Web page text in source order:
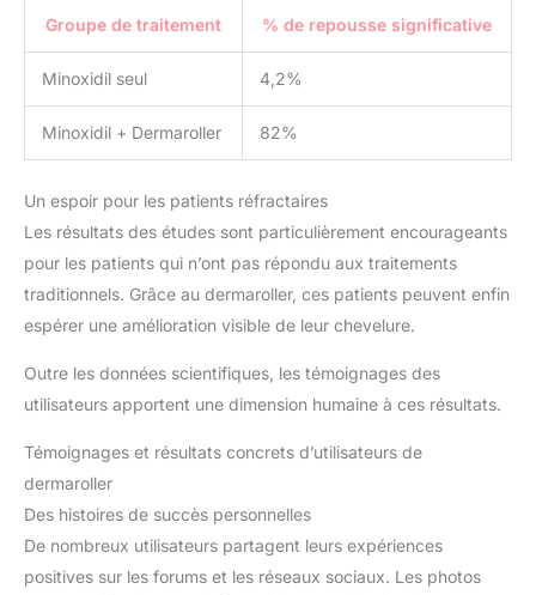
Groupe de traitement % de repousse significative
Minoxidil seul 4,2%
Minoxidil + Dermaroller 82%
Un espoir pour les patients réfractaires
Les résultats des études sont particulièrement encourageants
pour les patients qui n’ont pas répondu aux traitements
traditionnels. Grâce au dermaroller, ces patients peuvent enfin
espérer une amélioration visible de leur chevelure.
Outre les données scientifiques, les témoignages des
utilisateurs apportent une dimension humaine à ces résultats.
Témoignages et résultats concrets d’utilisateurs de
dermaroller
Des histoires de succès personnelles
De nombreux utilisateurs partagent leurs expériences
positives sur les forums et les réseaux sociaux. Les photos